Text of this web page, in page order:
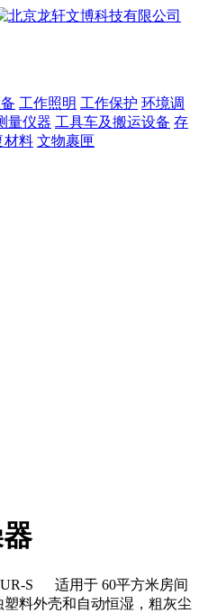
工作照明 工作保护 环境调
量仪器 工具车及搬运设备 存
材料 文物裹匣
S 适用于 60平方米房间
料外壳和自动恒湿，粗灰尘